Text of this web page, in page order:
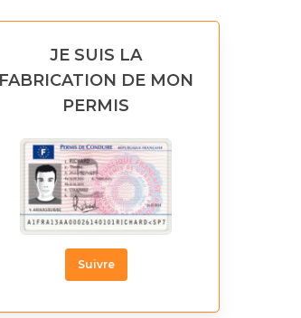
JE SUIS LA
FABRICATION DE MON
PERMIS
Suivre